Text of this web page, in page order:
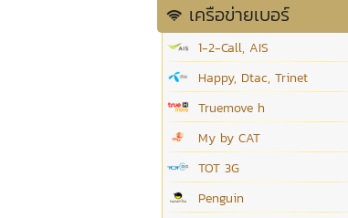
เครือข่ายเบอร์
1-2-Call, AIS
Happy, Dtac, Trinet
Truemove h
My by CAT
TOT 3G
Penguin